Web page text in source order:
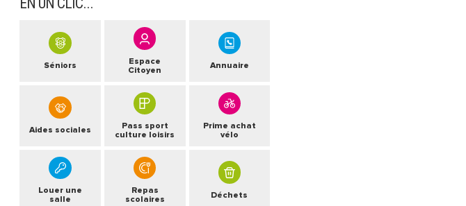
Séniors
Espace
Citoyen
Annuaire
Aides sociales
Pass sport
culture loisirs
Prime achat
vélo
Louer une
salle
Repas
scolaires
Déchets